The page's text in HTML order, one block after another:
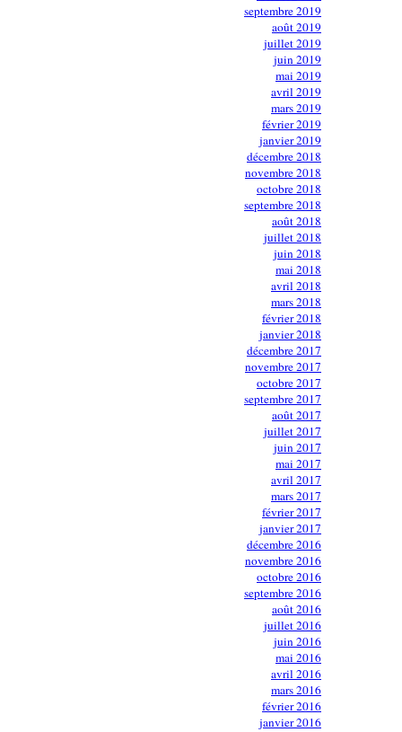
septembre 2019
août 2019
juillet 2019
juin 2019
mai 2019
avril 2019
mars 2019
février 2019
janvier 2019
décembre 2018
novembre 2018
octobre 2018
septembre 2018
août 2018
juillet 2018
juin 2018
mai 2018
avril 2018
mars 2018
février 2018
janvier 2018
décembre 2017
novembre 2017
octobre 2017
septembre 2017
août 2017
juillet 2017
juin 2017
mai 2017
avril 2017
mars 2017
février 2017
janvier 2017
décembre 2016
novembre 2016
octobre 2016
septembre 2016
août 2016
juillet 2016
juin 2016
mai 2016
avril 2016
mars 2016
février 2016
janvier 2016